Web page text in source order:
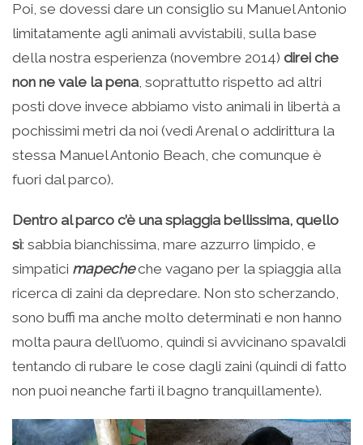
Poi, se dovessi dare un consiglio su Manuel Antonio
limitatamente agli animali avvistabili, sulla base
della nostra esperienza (novembre 2014) direi che
non ne vale la pena, soprattutto rispetto ad altri
posti dove invece abbiamo visto animali in libertà a
pochissimi metri da noi (vedi Arenal o addirittura la
stessa Manuel Antonio Beach, che comunque è
fuori dal parco).
Dentro al parco c’è una spiaggia bellissima, quello
sì: sabbia bianchissima, mare azzurro limpido, e
simpatici mapeche che vagano per la spiaggia alla
ricerca di zaini da depredare. Non sto scherzando,
sono buffi ma anche molto determinati e non hanno
molta paura dell’uomo, quindi si avvicinano spavaldi
tentando di rubare le cose dagli zaini (quindi di fatto
non puoi neanche farti il bagno tranquillamente).